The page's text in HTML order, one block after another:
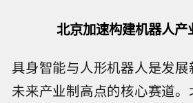
北京加速构建机器人产
具身智能与人形机器人是发
未来产业制高点的核心赛道